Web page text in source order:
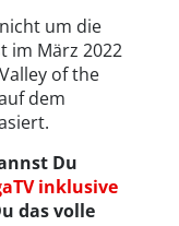
um die
im März 2022
of the
dem
Du
inklusive
das volle